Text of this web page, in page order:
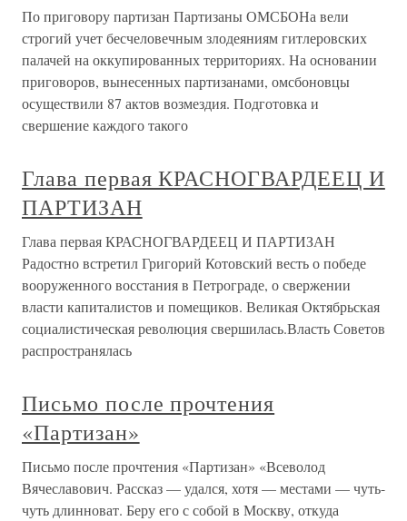
По приговору партизан Партизаны ОМСБОНа вели
строгий учет бесчеловечным злодеяниям гитлеровских
палачей на оккупированных территориях. На основании
приговоров, вынесенных партизанами, омсбоновцы
осуществили 87 актов возмездия. Подготовка и
свершение каждого такого
Глава первая КРАСНОГВАРДЕЕЦ И
ПАРТИЗАН
Глава первая КРАСНОГВАРДЕЕЦ И ПАРТИЗАН
Радостно встретил Григорий Котовский весть о победе
вооруженного восстания в Петрограде, о свержении
власти капиталистов и помещиков. Великая Октябрьская
социалистическая революция свершилась.Власть Советов
распространялась
Письмо после прочтения
«Партизан»
Письмо после прочтения «Партизан» «Всеволод
Вячеславович. Рассказ — удался, хотя — местами — чуть-
чуть длинноват. Беру его с собой в Москву, откуда